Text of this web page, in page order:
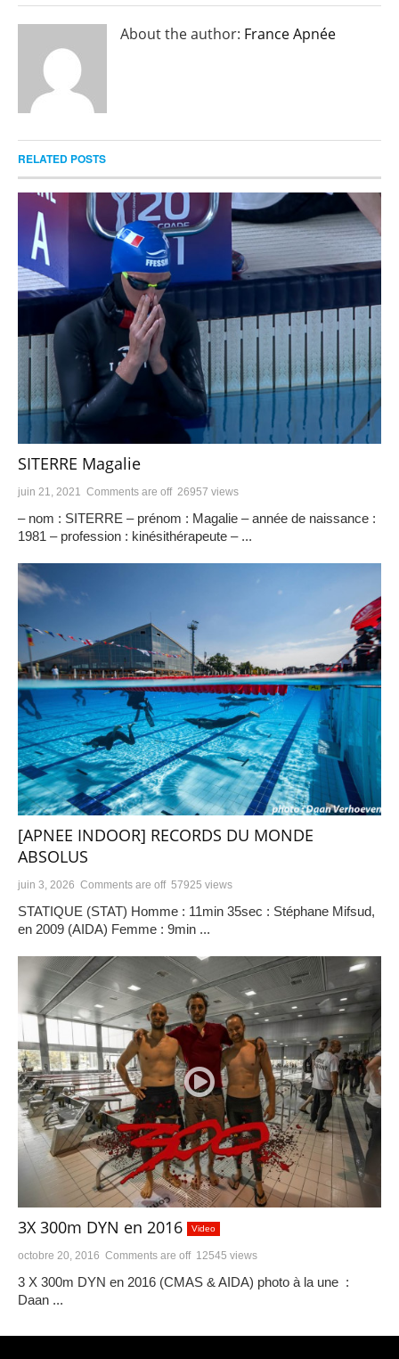
About the author: France Apnée
RELATED POSTS
SITERRE Magalie
juin 21, 2021 Comments are off 26957 views
– nom : SITERRE – prénom : Magalie – année de naissance :
1981 – profession : kinésithérapeute – ...
[APNEE INDOOR] RECORDS DU MONDE
ABSOLUS
juin 3, 2026 Comments are off 57925 views
STATIQUE (STAT) Homme : 11min 35sec : Stéphane Mifsud,
en 2009 (AIDA) Femme : 9min ...
3X 300m DYN en 2016 Video
octobre 20, 2016 Comments are off 12545 views
3 X 300m DYN en 2016 (CMAS & AIDA) photo à la une :
Daan ...